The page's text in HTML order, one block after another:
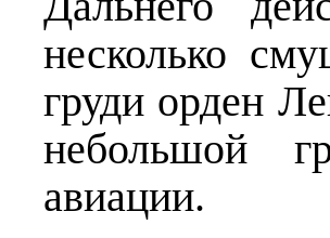
несколько
груди орден
небольшой
авиации.